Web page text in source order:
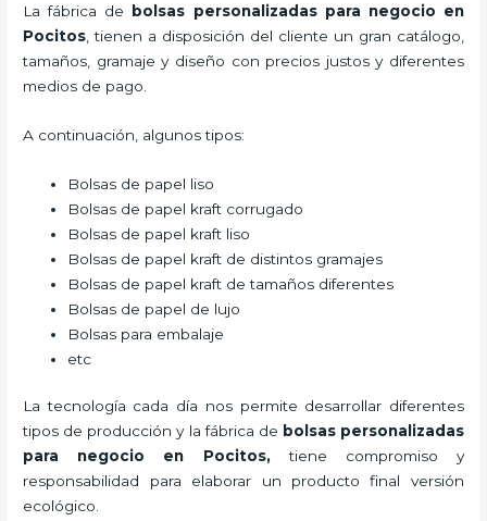
La fábrica de
bolsas personalizadas para negocio en
Pocitos , tienen a disposición del cliente un gran catálogo,
tamaños, gramaje y diseño con precios justos y diferentes
medios de pago.
A continuación, algunos tipos:
Bolsas de papel liso
Bolsas de papel kraft corrugado
Bolsas de papel kraft liso
Bolsas de papel kraft de distintos gramajes
Bolsas de papel kraft de tamaños diferentes
Bolsas de papel de lujo
Bolsas para embalaje
etc
La tecnología cada día nos permite desarrollar diferentes
tipos de producción y la fábrica de bolsas personalizadas
para negocio en Pocitos,tiene compromiso y
responsabilidad para elaborar un producto final versión
ecológico.